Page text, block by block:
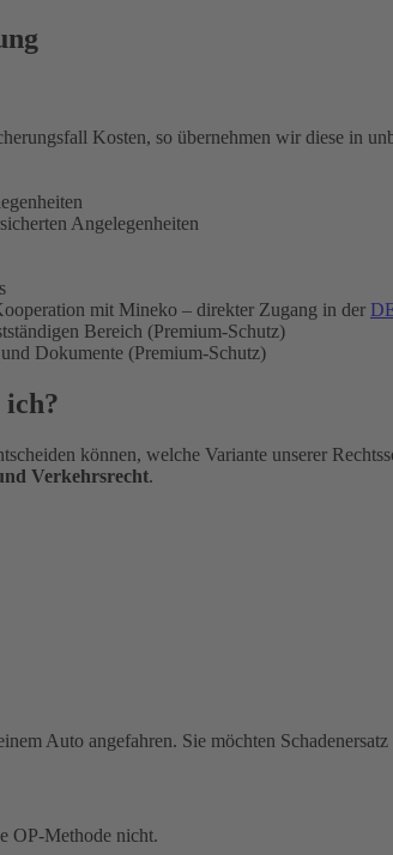
Kosten, so übernehmen wir diese in
Angelegenheiten
mit Mineko – direkter Zugang in der
Bereich (Premium-Schutz)
Dokumente (Premium-Schutz)
ich?
können, welche Variante unserer
Verkehrsrecht.
Auto angefahren. Sie möchten
OP-Methode nicht.